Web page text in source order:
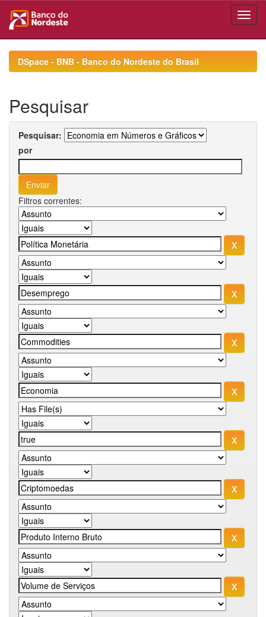
navigationDSpace - BNB - Banco do Nordeste do Brasil
Pesquisar
Pesquisar:
por
Filtros correntes: